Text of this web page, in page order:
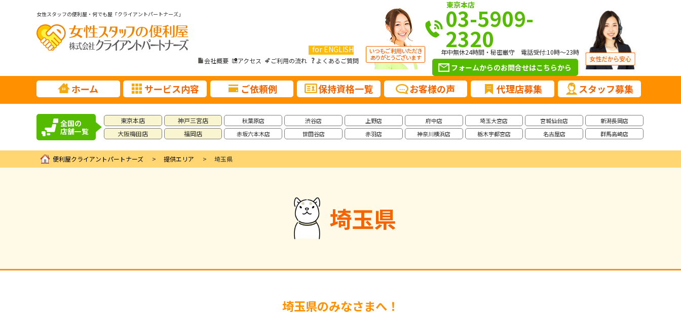
女性スタッフの便利屋・何でも屋「クライアントパートナーズ」
for ENGLISH
会社概要 アクセス ご利用の流れ よくあるご質問
東京本店
03-5909-
2320
年中無休24時間・秘密厳守 電話受付:10時～23時
フォームからのお問合せはこちらから
ホーム サービス内容 ご依頼例 保持資格一覧 お客様の声 代理店募集 スタッフ募集
全国の
店舗一覧
東京本店
大阪梅田店
神戸三宮店
福岡店
秋葉原店
赤坂六本木店
渋谷店
世田谷店
上野店
赤羽店
府中店
神奈川横浜店
埼玉大宮店
栃木宇都宮店
宮城仙台店
名古屋店
新潟長岡店
群馬高崎店
便利屋クライアントパートナーズ 提供エリア 埼玉県
埼玉県
埼玉県のみなさまへ！